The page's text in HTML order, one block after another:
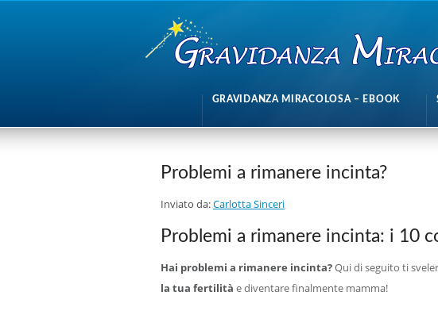
GRAVIDANZA MIRACOLOSA – EBOOK
Problemi a rimanere incinta?
Inviato da:Carlotta Sinceri
Problemi a rimanere incinta: i 10
Hai problemi a rimanere incinta?Qui di seguito ti
la tua fertilità e diventare finalmente mamma!